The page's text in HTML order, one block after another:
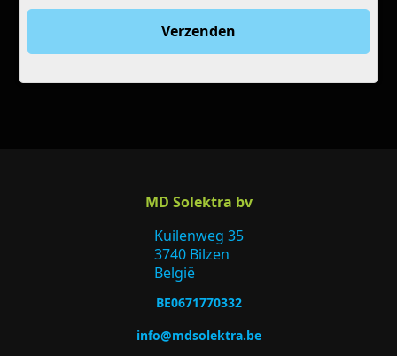
MD Solektra bv
Kuilenweg 35
3740 Bilzen
België
BE0671770332
info@mdsolektra.be